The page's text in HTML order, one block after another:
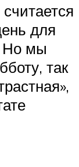
для
Но мы
так